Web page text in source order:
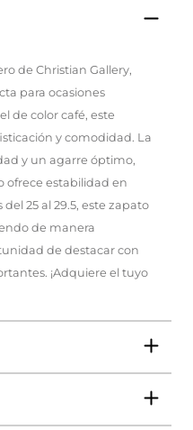
de Christian Gallery,
para ocasiones
de color café, este
y comodidad. La
y un agarre óptimo,
ofrece estabilidad en
25 al 29.5, este zapato
de manera
de destacar con
¡Adquiere el tuyo